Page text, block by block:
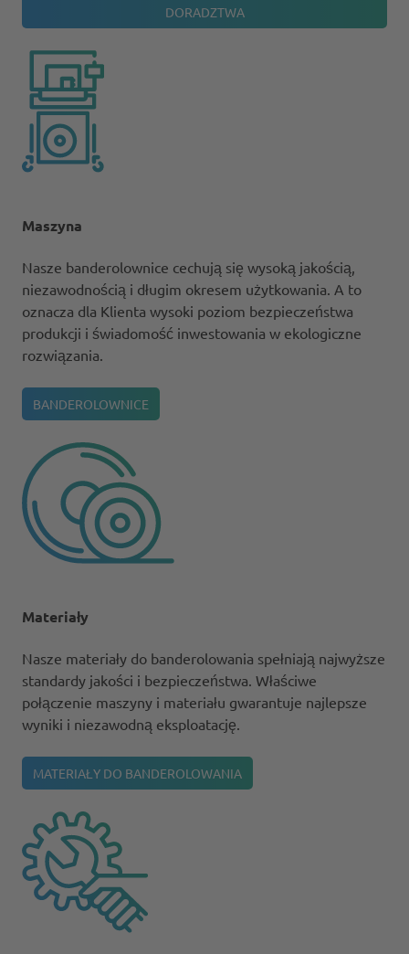
DORADZTWA
Maszyna
Nasze banderolownice cechują się wysoką jakością,
niezawodnością i długim okresem użytkowania. A to
oznacza dla Klienta wysoki poziom bezpieczeństwa
produkcji i świadomość inwestowania w ekologiczne
rozwiązania.
BANDEROLOWNICE
Materiały
Nasze materiały do banderolowania spełniają najwyższe
standardy jakości i bezpieczeństwa. Właściwe
połączenie maszyny i materiału gwarantuje najlepsze
wyniki i niezawodną eksploatację.
MATERIAŁY DO BANDEROLOWANIA